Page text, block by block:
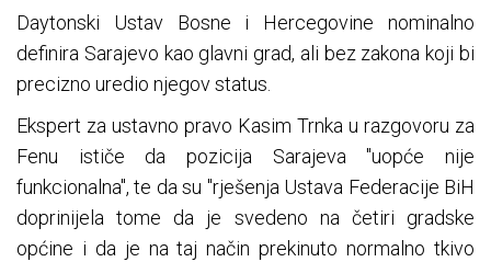
Daytonski Ustav Bosne i Hercegovine nominalno
definira Sarajevo kao glavni grad, ali bez zakona koji bi
precizno uredio njegov status.
Ekspert za ustavno pravo Kasim Trnka u razgovoru za
Fenu ističe da pozicija Sarajeva "uopće nije
funkcionalna", te da su "rješenja Ustava Federacije BiH
doprinijela tome da je svedeno na četiri gradske
općine i da je na taj način prekinuto normalno tkivo